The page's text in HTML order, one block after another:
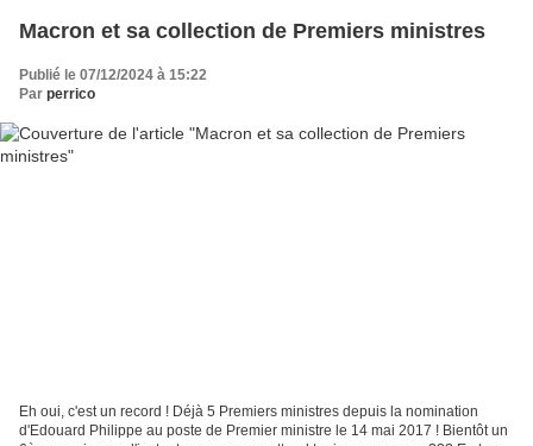
Macron et sa collection de Premiers ministres
Publié le 07/12/2024 à 15:22
Par perrico
Eh oui, c'est un record ! Déjà 5 Premiers ministres depuis la nomination
d'Edouard Philippe au poste de Premier ministre le 14 mai 2017 ! Bientôt un